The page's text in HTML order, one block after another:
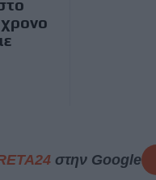
στην Google